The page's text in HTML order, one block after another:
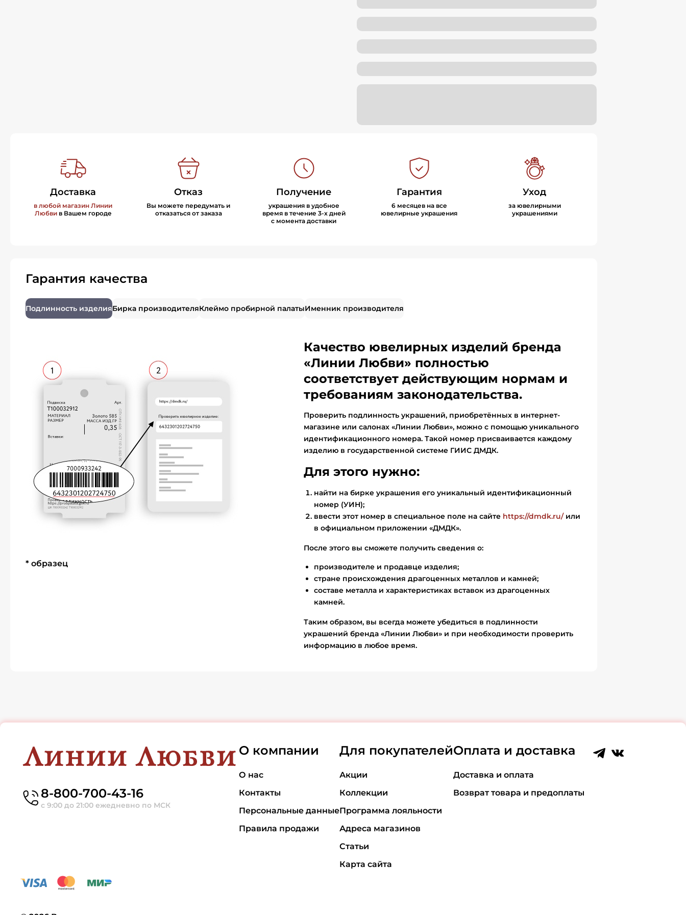
Доставка
в любой магазин Линии
Любвив Вашем городе
Отказ
Вы можете передумать и
отказаться от заказа
Получение
украшения в удобное
время в течение 3-х дней
с момента доставки
Гарантия
6 месяцев на все
ювелирные украшения
Уход
за ювелирными
украшениями
Гарантия качества
Подлинность изделияБирка производителяКлеймо пробирной палатыИменник производителя
* образец
Качество ювелирных изделий бренда
«Линии Любви» полностью
соответствует действующим нормам и
требованиям законодательства.
Проверить подлинность украшений, приобретённых в интернет-
магазине или салонах «Линии Любви», можно с помощью уникального
идентификационного номера. Такой номер присваивается каждому
изделию в государственной системе ГИИС ДМДК.
Для этого нужно:
найти на бирке украшения его уникальный идентификационный
номер (УИН);
ввести этот номер в специальное поле на сайте https://dmdk.ru/или
в официальном приложении «ДМДК».
После этого вы сможете получить сведения о:
производителе и продавце изделия;
стране происхождения драгоценных металлов и камней;
составе металла и характеристиках вставок из драгоценных
камней.
Таким образом, вы всегда можете убедиться в подлинности
украшений бренда «Линии Любви» и при необходимости проверить
информацию в любое время.
8-800-700-43-16
с 9:00 до 21:00 ежедневно по МСК
О компании
О нас
Контакты
Персональные данные
Правила продажи
Для покупателей
Акции
Коллекции
Программа лояльности
Адреса магазинов
Статьи
Карта сайта
Оплата и доставка
Доставка и оплата
Возврат товара и предоплаты